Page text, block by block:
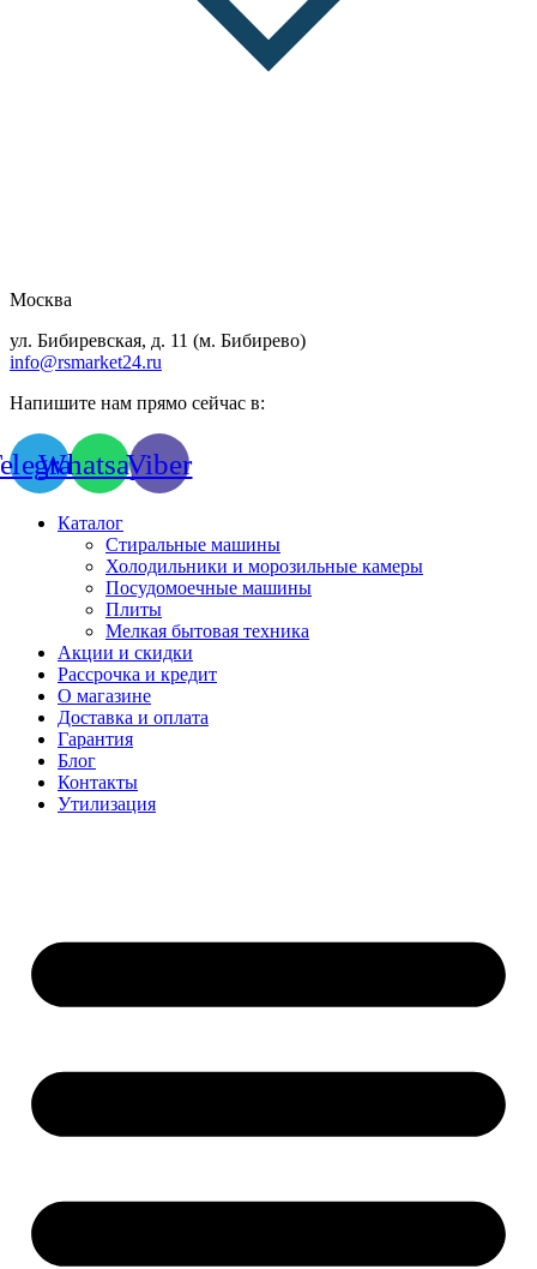
Москва
ул. Бибиревская, д. 11 (м. Бибирево)
info@rsmarket24.ru
Напишите нам прямо сейчас в:
WhatsappViber
Каталог
Стиральные машины
Холодильники и морозильные камеры
Посудомоечные машины
Плиты
Мелкая бытовая техника
Акции и скидки
Рассрочка и кредит
О магазине
Доставка и оплата
Гарантия
Блог
Контакты
Утилизация